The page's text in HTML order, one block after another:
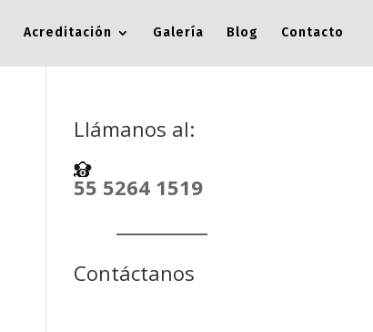
Acreditación Galería Blog Contacto
Llámanos al:
55 5264 1519
Contáctanos